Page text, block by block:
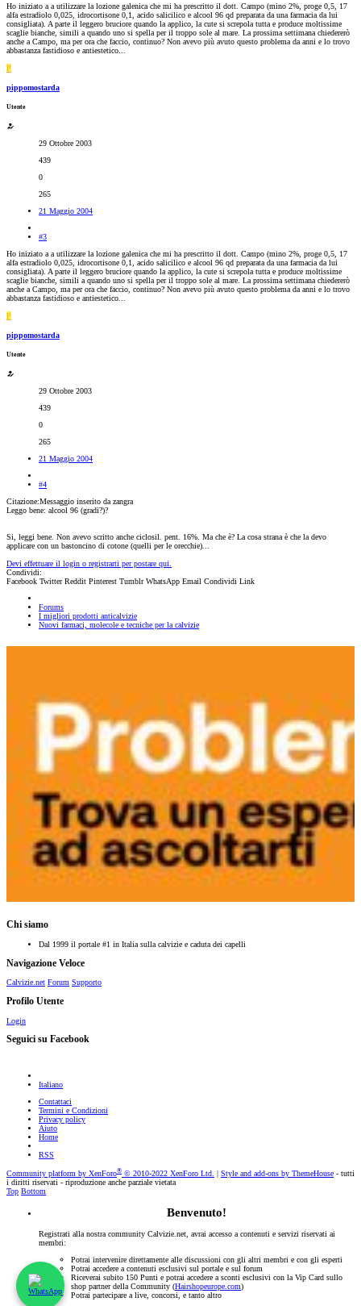
Ho iniziato a a utilizzare la lozione galenica che mi ha prescritto il dott. Campo (mino 2%, proge 0,5, 17
alfa estradiolo 0,025, idrocortisone 0,1, acido salicilico e alcool 96 qd preparata da una farmacia da lui
consigliata). A parte il leggero bruciore quando la applico, la cute si screpola tutta e produce moltissime
scaglie bianche, simili a quando uno si spella per il troppo sole al mare. La prossima settimana chiedererò
anche a Campo, ma per ora che faccio, continuo? Non avevo più avuto questo problema da anni e lo trovo
abbastanza fastidioso e antiestetico...
P
pippomostarda
Utente
29 Ottobre 2003
439
0
265
21 Maggio 2004
#3
Ho iniziato a a utilizzare la lozione galenica che mi ha prescritto il dott. Campo (mino 2%, proge 0,5, 17
alfa estradiolo 0,025, idrocortisone 0,1, acido salicilico e alcool 96 qd preparata da una farmacia da lui
consigliata). A parte il leggero bruciore quando la applico, la cute si screpola tutta e produce moltissime
scaglie bianche, simili a quando uno si spella per il troppo sole al mare. La prossima settimana chiedererò
anche a Campo, ma per ora che faccio, continuo? Non avevo più avuto questo problema da anni e lo trovo
abbastanza fastidioso e antiestetico...
P
pippomostarda
Utente
29 Ottobre 2003
439
0
265
21 Maggio 2004
#4
Citazione:Messaggio inserito da zangra
Leggo bene: alcool 96 (gradi?)?
Si, leggi bene. Non avevo scritto anche ciclosil. pent. 16%. Ma che è? La cosa strana è che la devo
applicare con un bastoncino di cotone (quelli per le orecchie)...
Devi effettuare il login o registrarti per postare qui.
Condividi:
Facebook Twitter Reddit Pinterest Tumblr WhatsApp Email Condividi Link
Forums
I migliori prodotti anticalvizie
Nuovi farmaci, molecole e tecniche per la calvizie
Chi siamo
Dal 1999 il portale #1 in Italia sulla calvizie e caduta dei capelli
Navigazione Veloce
Calvizie.net Forum Supporto
Profilo Utente
Login
Seguici su Facebook
Italiano
Contattaci
Termini e Condizioni
Privacy policy
Aiuto
Home
RSS
Community platform by XenForo® © 2010-2022 XenForo Ltd. Style and add-ons by ThemeHouse - tutti
i diritti riservati - riproduzione anche parziale vietata
Top Bottom
Benvenuto!
Registrati alla nostra community Calvizie.net, avrai accesso a contenuti e servizi riservati ai
membri:
Potrai intervenire direttamente alle discussioni con gli altri membri e con gli esperti
Potrai accedere a contenuti esclusivi sul portale e sul forum
Riceverai subito 150 Punti e potrai accedere a sconti esclusivi con la Vip Card sullo
shop partner della Community (Hairshopeurope.com)
Potrai partecipare a live, concorsi, e tanto altro